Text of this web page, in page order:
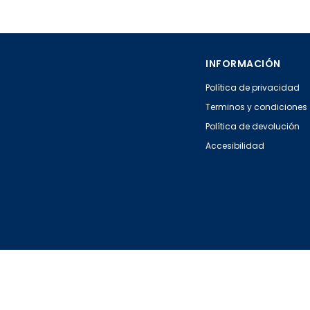
INFORMACIÓN
Política de privacidad
Terminos y condiciones
Política de devolución
Accesibilidad